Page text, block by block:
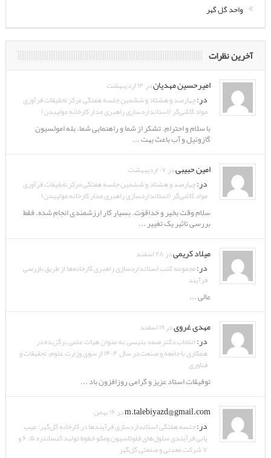
واحد گل گهر
آخرین نظرات
امیرحسین مهدیاندر ۱۴ اردیبهشت
در:چهارصد و هشتاد و ششمین جلسه هفتگی مرکز تحقیقات فرآوری
مواد کاشی‌گر (استانداردسازی راهبری مدار کارخانه مولیبدن)
با سلام و احترام. تشکر از شما و راهنمایی شما. بله امولسیون
گازوئیل و آب باعث بهت ...
امین حبیبیدر ۰۷ اردیبهشت
در:چهارصد و هشتاد و ششمین جلسه هفتگی مرکز تحقیقات فرآوری
مواد کاشی‌گر (استانداردسازی راهبری مدار کارخانه مولیبدن)
سلام وقت بخیر و خداقوّت. بسیار کار ارزشمندی انجام شده. فقط
بررسی تاثیر یک تغییر ...
میلاد کریمیدر ۲۸ اسفند
در:مجموعه کتب استانداردسازی راهبری کارخانه‌ها از طریق بازرسی
فرآیند
عالی ...
مهدی غرویدر ۱۹ اسفند
در:انتخاب دکتر صمد بنیسی به عنوان هیات علمی برگزیده در
همکاری با جامعه و صنعت در سال ۱۴۰۴ از سوی وزارت علوم، تحقیقات و
فناوری
توفیقات استاد عزیز و گرامی روزافزون باد ...
m.talebiyazd@gmail.comدر ۱۶ بهمن
در:جلسه هفتگی استانداردسازی فرآیندها در کارخانه گل‌گهر: عیب
یابی فرآیندی سلول‌های فلوتاسیون ومکو خطوط تولید کنسانتره ۵، ۶ و
۷ شرکت معدنی و صنعتی گل‌گهر